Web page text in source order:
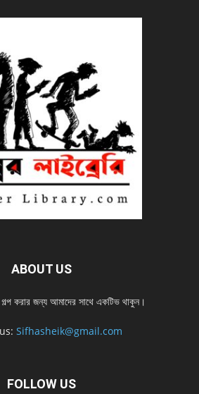
ABOUT US
গল্প করার জন্য আমাদের সাথে একটিভ থাকুন।
Sifhasheik@gmail.com
FOLLOW US